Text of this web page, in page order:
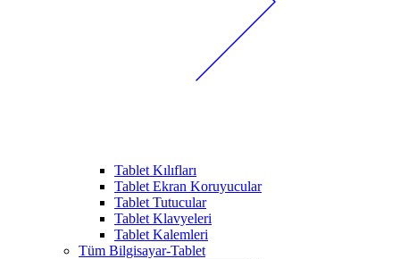
Tablet Kılıfları
Tablet Ekran Koruyucular
Tablet Tutucular
Tablet Klavyeleri
Tablet Kalemleri
Tüm Bilgisayar-Tablet